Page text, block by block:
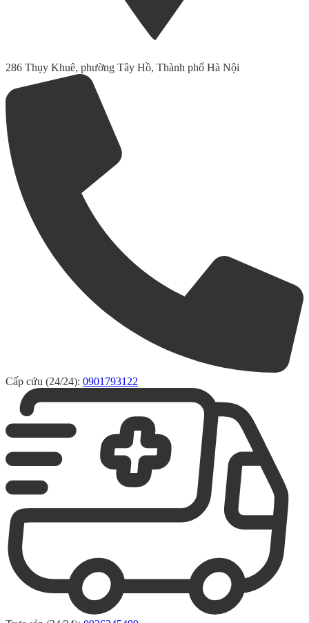
286 Thụy Khuê, phường Tây Hồ, Thành phố Hà Nội
Cấp cứu (24/24): 0901793122